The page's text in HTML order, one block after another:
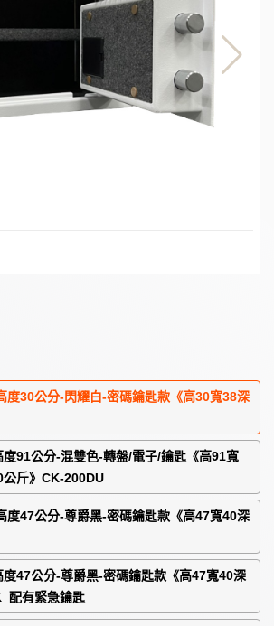
度30公分-閃耀白-密碼鑰匙款《高30寬38深
度91公分-混雙色-轉盤/電子/鑰匙《高91寬
斤》CK-200DU
度47公分-尊爵黑-密碼鑰匙款《高47寬40深
度47公分-尊爵黑-密碼鑰匙款《高47寬40深
配有緊急鑰匙